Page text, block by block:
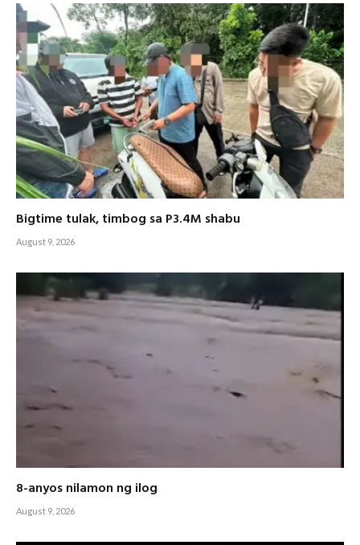
Bigtime tulak, timbog sa P3.4M shabu
August 9, 2026
8-anyos nilamon ng ilog
August 9, 2026